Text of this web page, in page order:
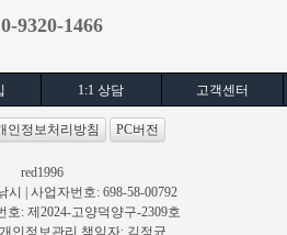
9320-1466
1:1 상담 고객센터
인정보처리방침 PC버전
red1996
시 | 사업자번호: 698-58-00792
호: 제2024-고양덕양구-2309호
인정보관리 책임자: 김정균